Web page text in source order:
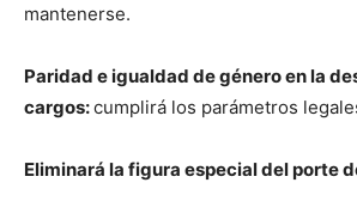
mantenerse.
Paridad e igualdad de género en la
cargos:cumplirá los parámetros
Eliminará la figura especial del porte